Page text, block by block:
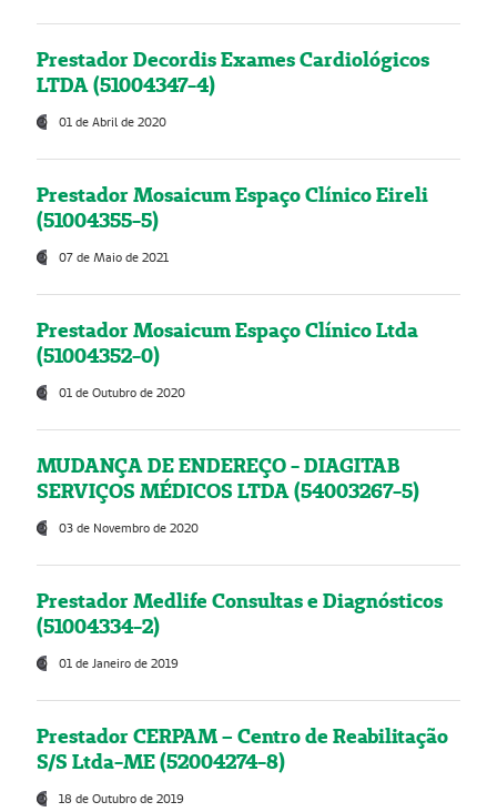
Prestador Decordis Exames Cardiológicos
LTDA (51004347-4)
01 de Abril de 2020
Prestador Mosaicum Espaço Clínico Eireli
(51004355-5)
07 de Maio de 2021
Prestador Mosaicum Espaço Clínico Ltda
(51004352-0)
01 de Outubro de 2020
MUDANÇA DE ENDEREÇO - DIAGITAB
SERVIÇOS MÉDICOS LTDA (54003267-5)
03 de Novembro de 2020
Prestador Medlife Consultas e Diagnósticos
(51004334-2)
01 de Janeiro de 2019
Prestador CERPAM – Centro de Reabilitação
S/S Ltda-ME (52004274-8)
18 de Outubro de 2019